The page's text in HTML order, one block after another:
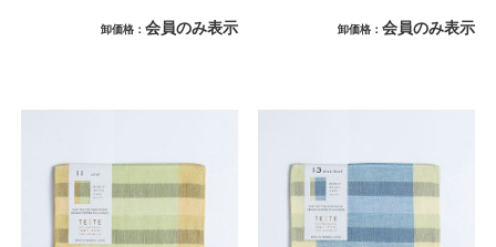
卸価格 会員のみ表示 卸価格 会員のみ表示